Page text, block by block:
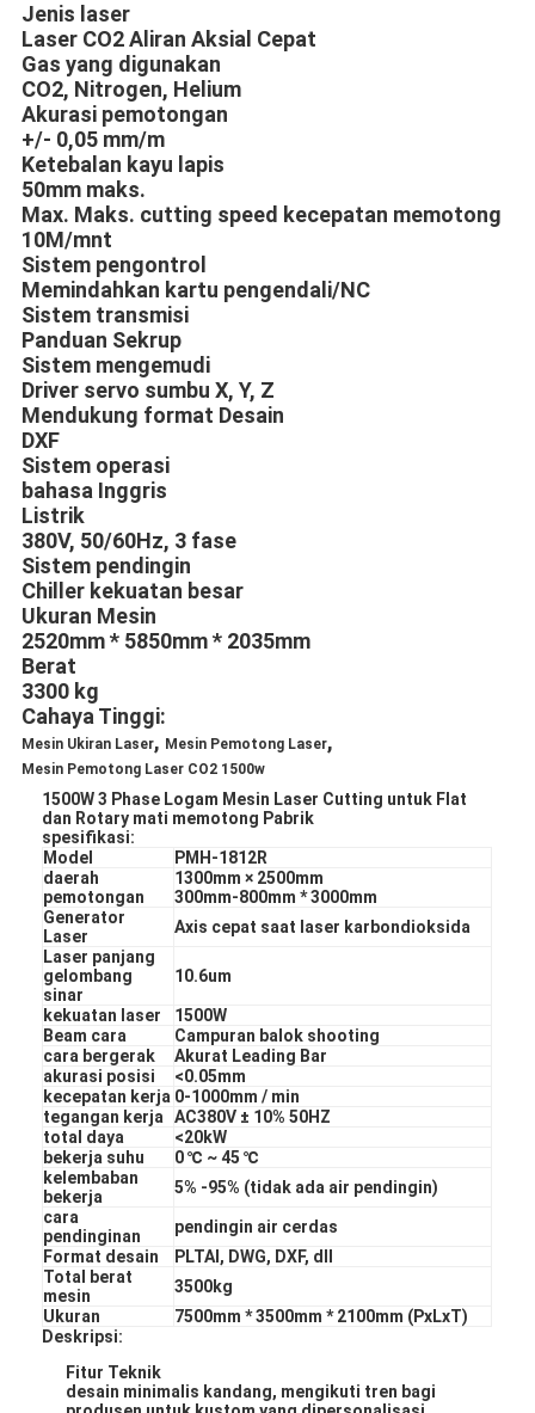
Rumah
Produk
Video
Jenis laser
Laser CO2 Aliran Aksial Cepat
Gas yang digunakan
CO2, Nitrogen, Helium
Akurasi pemotongan
+/- 0,05 mm/m
Ketebalan kayu lapis
50mm maks.
Max. Maks. cutting speed kecepatan memotong
10M/mnt
Sistem pengontrol
Memindahkan kartu pengendali/NC
Sistem transmisi
Panduan Sekrup
Sistem mengemudi
Driver servo sumbu X, Y, Z
Mendukung format Desain
DXF
Sistem operasi
bahasa Inggris
Listrik
380V, 50/60Hz, 3 fase
Sistem pendingin
Chiller kekuatan besar
Ukuran Mesin
2520mm * 5850mm * 2035mm
Berat
3300 kg
Cahaya Tinggi:
Mesin Ukiran Laser, Mesin Pemotong Laser,
Mesin Pemotong Laser CO2 1500w
1500W 3 Phase Logam Mesin Laser Cutting untuk Flat
dan Rotary mati memotong Pabrik
spesifikasi:
Model
PMH-1812R
daerah
pemotongan
1300mm × 2500mm
300mm-800mm * 3000mm
Generator
Laser
Axis cepat saat laser karbondioksida
Laser panjang
gelombang
sinar
10.6um
kekuatan laser
1500W
Beam cara
Campuran balok shooting
cara bergerak
Akurat Leading Bar
akurasi posisi
<0.05mm
kecepatan kerja 0-1000mm / min
tegangan kerja
AC380V ± 10% 50HZ
total daya
<20kW
bekerja suhu
0 ℃ ~ 45 ℃
kelembaban
bekerja
5% -95% (tidak ada air pendingin)
cara
pendinginan
pendingin air cerdas
Format desain
PLTAI, DWG, DXF, dll
Total berat
mesin
3500kg
Ukuran
7500mm * 3500mm * 2100mm (PxLxT)
Deskripsi:
Fitur Teknik
desain minimalis kandang, mengikuti tren bagi